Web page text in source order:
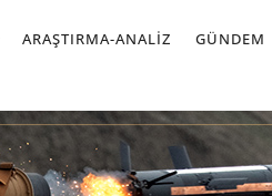
ARAŞTIRMA-ANALIZ GÜNDEM